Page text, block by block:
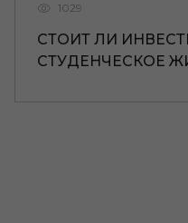
1029
СТОИТ ЛИ
СТУДЕНЧЕСКОЕ